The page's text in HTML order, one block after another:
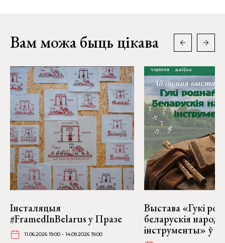
Вам можа быць цікава
Інсталяцыя
#FramedInBelarus у Празе
11.06.2026 19:00 - 14.09.2026 19:00
Выстава «Гукі
беларускія
інструменты» ў